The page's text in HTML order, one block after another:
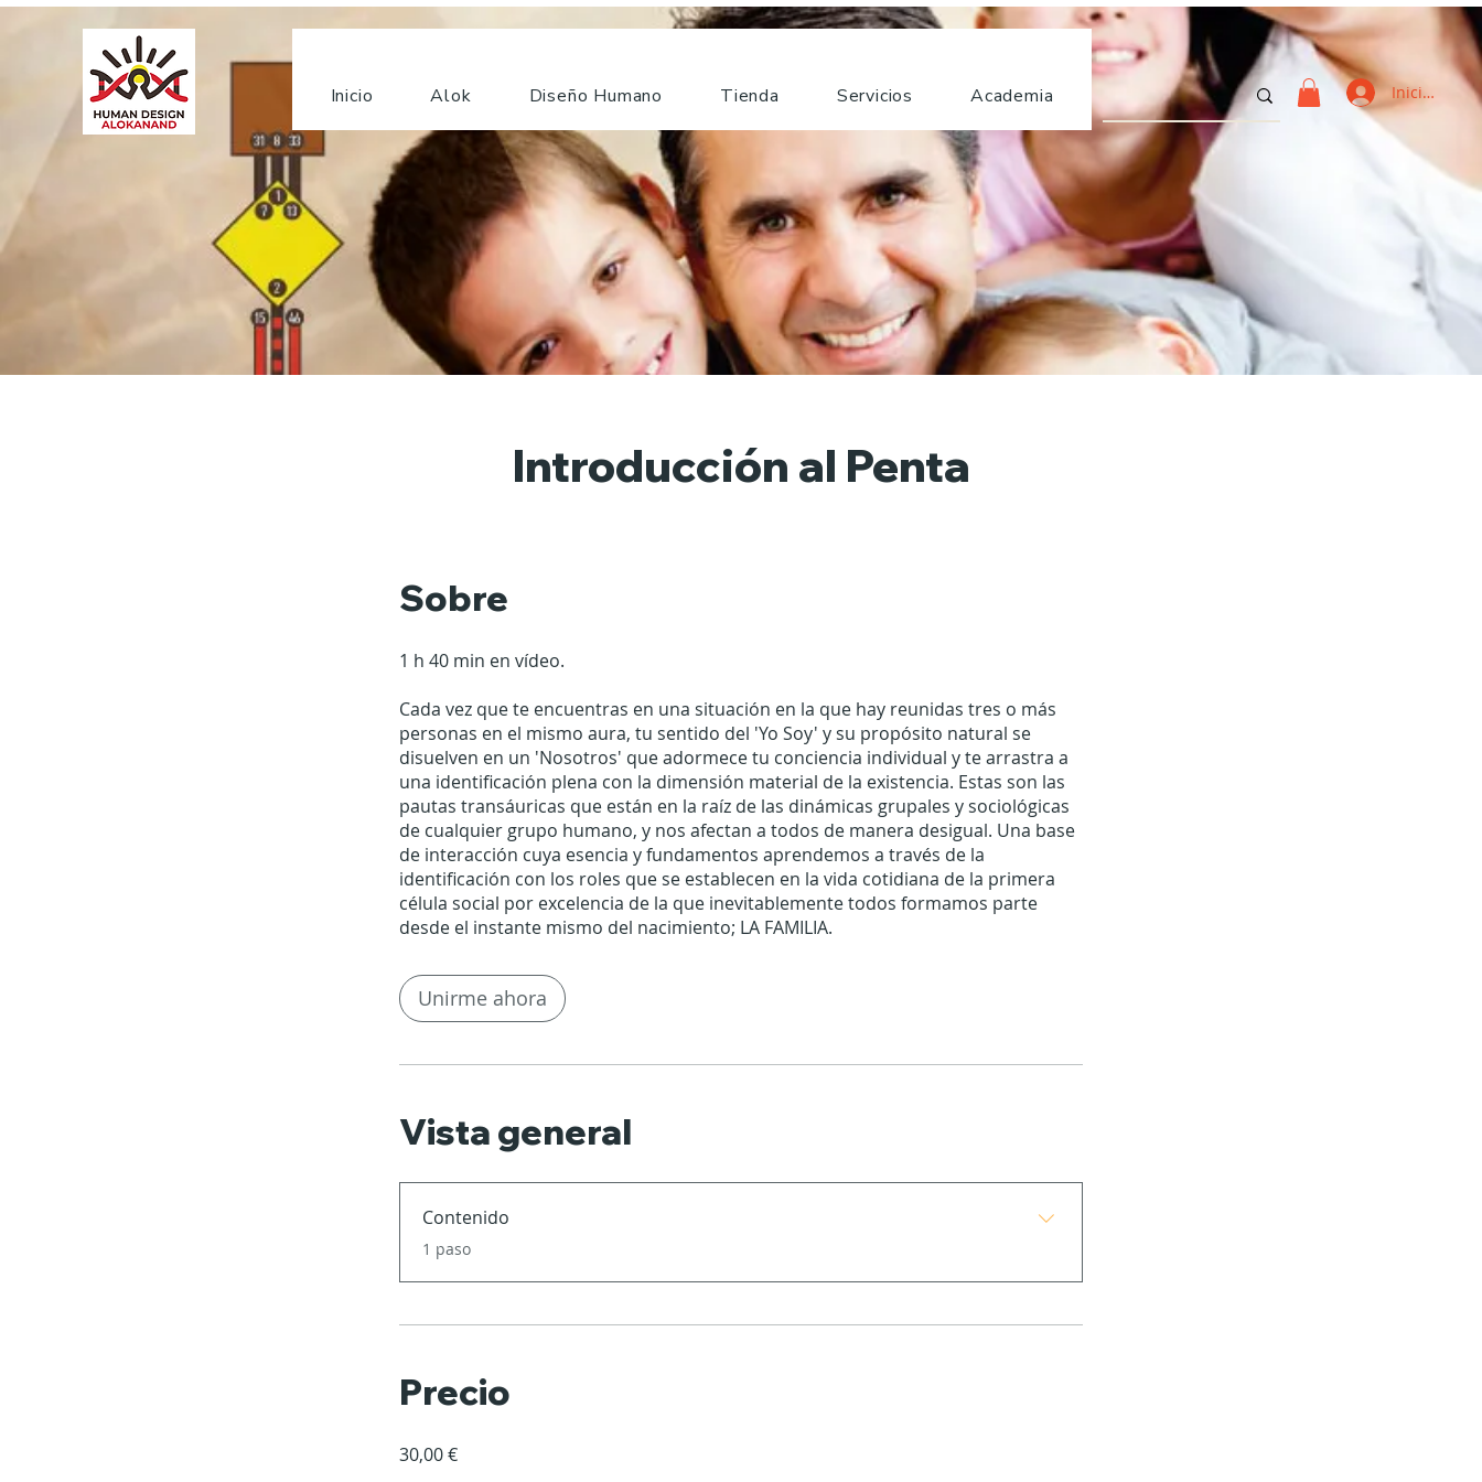
Inicio Alok Diseño Humano Tienda Servicios Academia Iniciar
Introducción al Penta
Sobre
1 h 40 min en vídeo.
Cada vez que te encuentras en una situación en la que hay reunidas tres o más
personas en el mismo aura, tu sentido del 'Yo Soy' y su propósito natural se
disuelven en un 'Nosotros' que adormece tu conciencia individual y te arrastra a
una identificación plena con la dimensión material de la existencia. Estas son las
pautas transáuricas que están en la raíz de las dinámicas grupales y sociológicas
de cualquier grupo humano, y nos afectan a todos de manera desigual. Una base
de interacción cuya esencia y fundamentos aprendemos a través de la
identificación con los roles que se establecen en la vida cotidiana de la primera
célula social por excelencia de la que inevitablemente todos formamos parte
desde el instante mismo del nacimiento; LA FAMILIA.
Unirme ahora
Vista general
Contenido
.1 paso
Precio
30,00 €